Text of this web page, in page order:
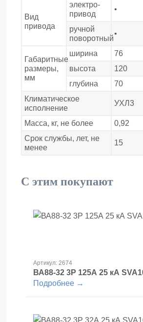
Вид
привода
электро-
привод
•
ручной
поворотный
•
Габаритные
размеры,
мм
ширина
76
высота
120
глубина
70
Климатическое
исполнение
УХЛ3
Масса, кг, не более
0,92
Срок службы, лет, не
менее
15
С этим покупают
Артикул: 2674
ВА88-32 3Р 125А 25 кА
Подробнее →